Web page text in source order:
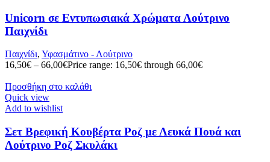
Unicorn σε Εντυπωσιακά Χρώματα Λούτρινο
Παιχνίδι
Παιχνίδι, Υφασμάτινο - Λούτρινο
16,50€ – 66,00€Price range: 16,50€ through 66,00€
Προσθήκη στο καλάθι
Quick view
Add to wishlist
Σετ Βρεφική Κουβέρτα Ροζ με Λευκά Πουά και
Λούτρινο Ροζ Σκυλάκι